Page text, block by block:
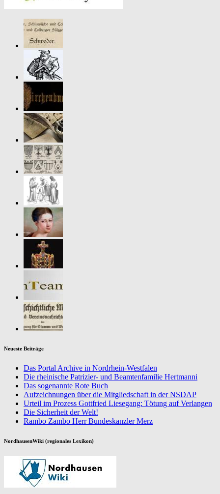
Neueste Beiträge
Das Portal Archive in Nordrhein-Westfalen
Die rheinische Patrizier- und Beamtenfamilie Hertmanni
Das sogenannte Rote Buch
Aufzeichnungen über die Mitgliedschaft in der NSDAP
Urteil im Prozess Gottfried Liesegang: Tötung auf Verlangen
Die Sicherheit der Welt!
Rambo Zambo Herr Bundeskanzler Merz
NordhausenWiki (regionales Lexikon)